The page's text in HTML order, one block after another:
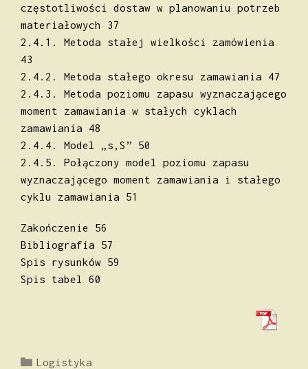
częstotliwości dostaw w planowaniu potrzeb
materiałowych 37
2.4.1. Metoda stałej wielkości zamówienia
43
2.4.2. Metoda stałego okresu zamawiania 47
2.4.3. Metoda poziomu zapasu wyznaczającego
moment zamawiania w stałych cyklach
zamawiania 48
2.4.4. Model „s,S” 50
2.4.5. Połączony model poziomu zapasu
wyznaczającego moment zamawiania i stałego
cyklu zamawiania 51
Zakończenie 56
Bibliografia 57
Spis rysunków 59
Spis tabel 60
Kategorie
Logistyka